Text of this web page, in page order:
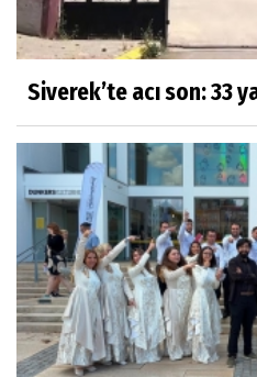
Siverek’te acı son: 33